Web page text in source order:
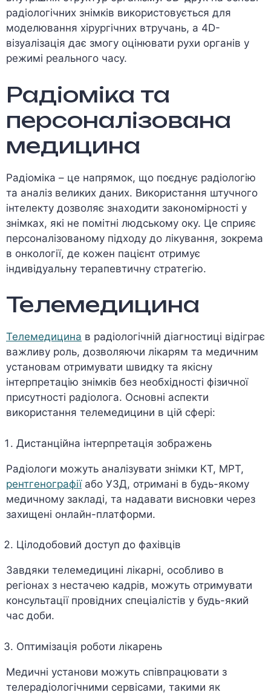
радіологічних знімків використовується для
моделювання хірургічних втручань, а 4D-
візуалізація дає змогу оцінювати рухи органів у
режимі реального часу.
Радіоміка та
персоналізована
медицина
Радіоміка – це напрямок, що поєднує радіологію
та аналіз великих даних. Використання штучного
інтелекту дозволяє знаходити закономірності у
знімках, які не помітні людському оку. Це сприяє
персоналізованому підходу до лікування, зокрема
в онкології, де кожен пацієнт отримує
індивідуальну терапевтичну стратегію.
Телемедицина
Телемедицина в радіологічній діагностиці відіграє
важливу роль, дозволяючи лікарям та медичним
установам отримувати швидку та якісну
інтерпретацію знімків без необхідності фізичної
присутності радіолога. Основні аспекти
використання телемедицини в цій сфері:
Дистанційна інтерпретація зображень
Радіологи можуть аналізувати знімки КТ, МРТ,
рентгенографіїабо УЗД, отримані в будь-якому
медичному закладі, та надавати висновки через
захищені онлайн-платформи.
Цілодобовий доступ до фахівців
Завдяки телемедицині лікарні, особливо в
регіонах з нестачею кадрів, можуть отримувати
консультації провідних спеціалістів у будь-який
час доби.
Оптимізація роботи лікарень
Медичні установи можуть співпрацювати з
телерадіологічними сервісами, такими як